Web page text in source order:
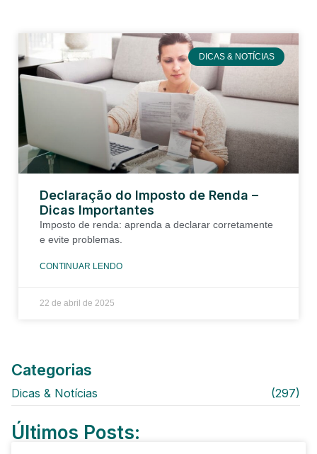
DICAS & NOTÍCIAS
Declaração do Imposto de Renda –
Dicas Importantes
Imposto de renda: aprenda a declarar corretamente
e evite problemas.
CONTINUAR LENDO
22 de abril de 2025
Categorias
Dicas & Notícias (297)
Últimos Posts: